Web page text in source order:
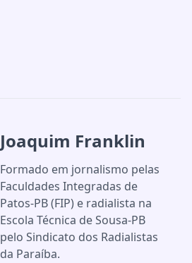
Joaquim Franklin
Formado em jornalismo pelas
Faculdades Integradas de
Patos-PB (FIP) e radialista na
Escola Técnica de Sousa-PB
pelo Sindicato dos Radialistas
da Paraíba.